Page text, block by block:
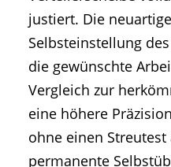
justiert. Die
Selbsteinstellung
die gewünschte
Vergleich zur
eine höhere
ohne einen
permanente